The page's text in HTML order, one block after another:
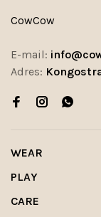
CowCow
E-mail:
Adres:
WEAR
PLAY
CARE